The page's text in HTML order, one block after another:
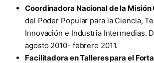
Coordinadora Nacional de la Misión
del Poder Popular para la Ciencia,
Innovación e Industria Intermedias.
agosto 2010- febrero 2011.
Facilitadora en Talleres para el